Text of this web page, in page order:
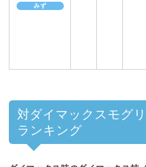
みず
対ダイマックスモグ
ランキング